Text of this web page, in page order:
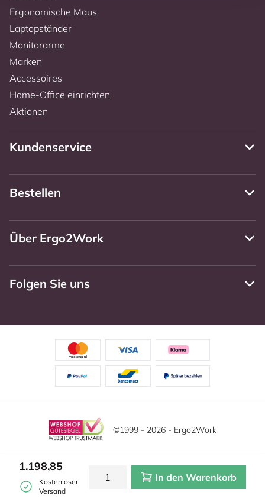
1.198,85
Kostenloser
Versand
In den Warenkorb
Ergonomische Maus
Laptopständer
Monitorarme
Marken
Accessoires
Home-Office einrichten
Aktionen
Kundenservice
Bestellen
Über Ergo2Work
Folgen Sie uns
©1999 - 2026 - Ergo2Work
Haftungsausschluss
Allgemeine Geschäftsbedingungen
Cookie-Einstellungen